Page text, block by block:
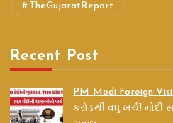
TheGujaratReport
Recent Post
PM Modi Foreign
કરોડથી વધુ ખર્ચ!